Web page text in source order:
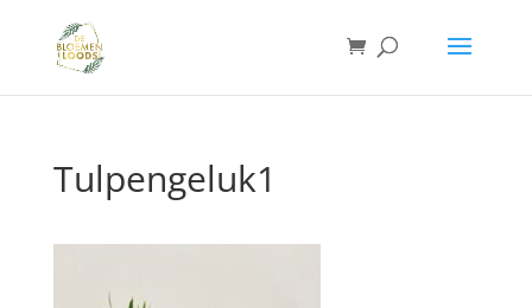
Tulpengeluk1